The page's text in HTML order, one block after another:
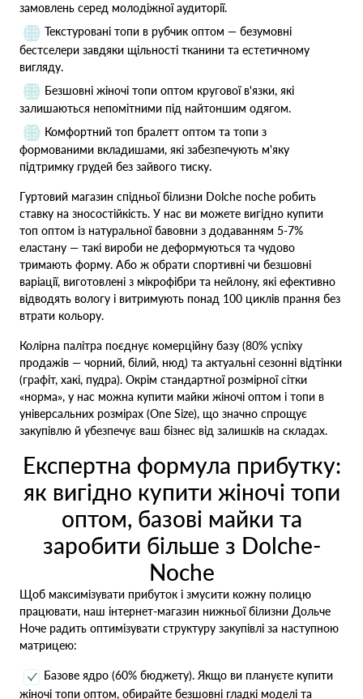
замовлень серед молодіжної аудиторії.
Текстуровані топи в рубчик оптом — безумовні
бестселери завдяки щільності тканини та естетичному
вигляду.
Безшовні жіночі топи оптом кругової в'язки, які
залишаються непомітними під найтоншим одягом.
Комфортний топ бралетт оптом та топи з
формованими вкладишами, які забезпечують м'яку
підтримку грудей без зайвого тиску.
Гуртовий магазин спідньої білизни Dolche noche робить
ставку на зносостійкість. У нас ви можете вигідно купити
топ оптом із натуральної бавовни з додаванням 5-7%
еластану — такі вироби не деформуються та чудово
тримають форму. Або ж обрати спортивні чи безшовні
варіації, виготовлені з мікрофібри та нейлону, які ефективно
відводять вологу і витримують понад 100 циклів прання без
втрати кольору.
Колірна палітра поєднує комерційну базу (80% успіху
продажів — чорний, білий, нюд) та актуальні сезонні відтінки
(графіт, хакі, пудра). Окрім стандартної розмірної сітки
«норма», у нас можна купити майки жіночі оптом і топи в
універсальних розмірах (One Size), що значно спрощує
закупівлю й убезпечує ваш бізнес від залишків на складах.
Експертна формула прибутку:
як вигідно купити жіночі топи
оптом, базові майки та
заробити більше з Dolche-
Noche
Щоб максимізувати прибуток і змусити кожну полицю
працювати, наш інтернет-магазин нижньої білизни Дольче
Ноче радить оптимізувати структуру закупівлі за наступною
матрицею:
Базове ядро (60% бюджету). Якщо ви плануєте купити
жіночі топи оптом, обирайте безшовні гладкі моделі та